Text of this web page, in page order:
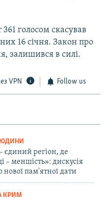
голосом скасував
16 січня. Закон про
залишився в силі.
VPN Follow us
єдиний регіон, де
– меншість»: дискусія
нової пам'ятної дати
КРИМ